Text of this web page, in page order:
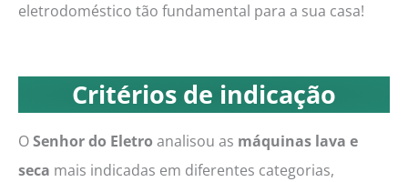
eletrodoméstico tão fundamental para a sua casa!
Critérios de indicação
OSenhor do Eletro analisou as máquinas lava e
seca mais indicadas em diferentes categorias,